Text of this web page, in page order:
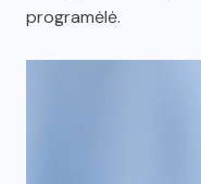
programėlė.